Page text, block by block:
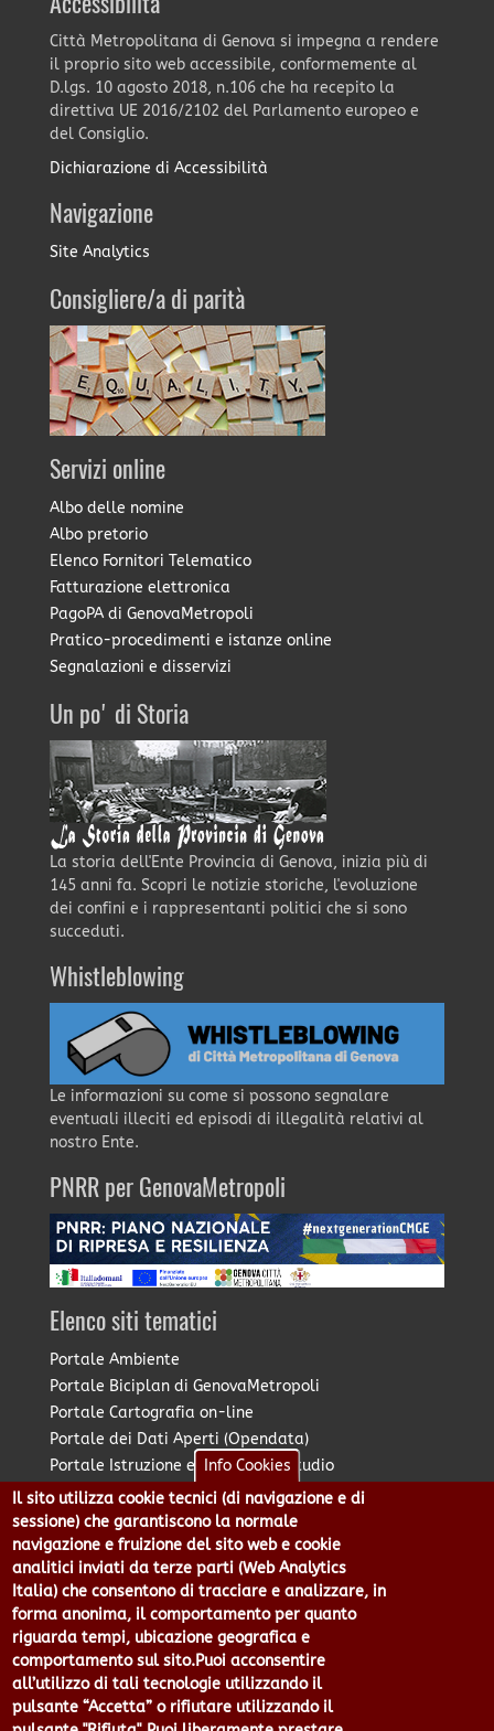
Accessibilità
Città Metropolitana di Genova si impegna a rendere
il proprio sito web accessibile, conformemente al
D.lgs. 10 agosto 2018, n.106 che ha recepito la
direttiva UE 2016/2102 del Parlamento europeo e
del Consiglio.
Dichiarazione di Accessibilità
Navigazione
Site Analytics
Consigliere/a di parità
Servizi online
Albo delle nomine
Albo pretorio
Elenco Fornitori Telematico
Fatturazione elettronica
PagoPA di GenovaMetropoli
Pratico-procedimenti e istanze online
Segnalazioni e disservizi
Un po' di Storia
La storia dell'Ente Provincia di Genova, inizia più di
145 anni fa. Scopri le notizie storiche, l'evoluzione
dei confini e i rappresentanti politici che si sono
succeduti.
Whistleblowing
Le informazioni su come si possono segnalare
eventuali illeciti ed episodi di illegalità relativi al
nostro Ente.
PNRR per GenovaMetropoli
Elenco siti tematici
Portale Ambiente
Portale Biciplan di GenovaMetropoli
Portale Cartografia on-line
Portale dei Dati Aperti (Opendata)
Portale Istruzione e Diritto allo Studio
Portale Marketing Territoriale
Portale Piano Strategico Metropolitano
Portale PUMS di GenovaMetropoli
Portale Stazione Unica Appaltante
Pratico: procedimenti e istanze online
Città Metropolitana di Genova - Piazzale Mazzini 2 -16122 -
Genova | CF:80007350103 - P.Iva: 00949170104 | Codice IPA: cmge
Centralino 010 54991 Fax 010 5499244 URP 010 5499456
Info Cookies
Il sito utilizza cookie tecnici (di navigazione e di
sessione) che garantiscono la normale
navigazione e fruizione del sito web e cookie
analitici inviati da terze parti (Web Analytics
Italia) che consentono di tracciare e analizzare, in
forma anonima, il comportamento per quanto
riguarda tempi, ubicazione geografica e
comportamento sul sito.Puoi acconsentire
all’utilizzo di tali tecnologie utilizzando il
pulsante “Accetta” o rifiutare utilizzando il